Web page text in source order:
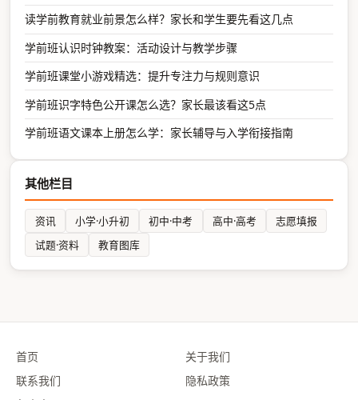
读学前教育就业前景怎么样？家长和学生要先看这几点
学前班认识时钟教案：活动设计与教学步骤
学前班课堂小游戏精选：提升专注力与规则意识
学前班识字特色公开课怎么选？家长最该看这5点
学前班语文课本上册怎么学：家长辅导与入学衔接指南
其他栏目
资讯 小学·小升初 初中·中考 高中·高考
志愿填报
试题·资料
教育图库
首页
关于我们
联系我们
隐私政策